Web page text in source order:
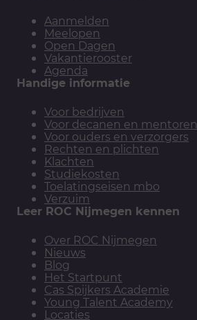
Aanmelden
Meelopen
Open Dagen
Vakantierooster
Agenda
Handige informatie
Voor bedrijven
Voor decanen en mentoren
Voor ouders en verzorgers
Rechten en plichten
Klachten
Studiekosten
Toelatingseisen mbo
Verzuim
Leer ROC Nijmegen kennen
Over ROC Nijmegen
Nieuws
Blog
Het Startpunt
Cas Spijkers Academie
Young Talent Academy
Locaties